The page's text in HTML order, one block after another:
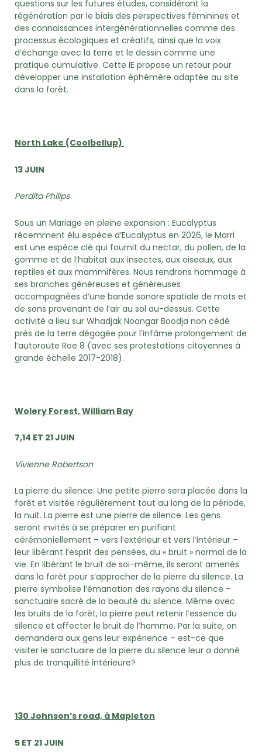
questions sur les futures études, considérant la
régénération par le biais des perspectives féminines et
des connaissances intergénérationnelles comme des
processus écologiques et créatifs, ainsi que la voix
d’échange avec la terre et le dessin comme une
pratique cumulative. Cette IE propose un retour pour
développer une installation éphémère adaptée au site
dans la forêt.
North Lake (Coolbellup)
13 JUIN
Perdita Philips
Sous un Mariage en pleine expansion : Eucalyptus
récemment élu espèce d’Eucalyptus en 2026, le Marri
est une espèce clé qui fournit du nectar, du pollen, de la
gomme et de l’habitat aux insectes, aux oiseaux, aux
reptiles et aux mammifères. Nous rendrons hommage à
ses branches généreuses et généreuses
accompagnées d’une bande sonore spatiale de mots et
de sons provenant de l’air au sol au-dessus. Cette
activité a lieu sur Whadjak Noongar Boodja non cédé
près de la terre dégagée pour l’infâme prolongement de
l’autoroute Roe 8 (avec ses protestations citoyennes à
grande échelle 2017-2018).
Wolery Forest, William Bay
7,14 ET 21 JUIN
Vivienne Robertson
La pierre du silence: Une petite pierre sera placée dans la
forêt et visitée régulièrement tout au long de la période,
la nuit. La pierre est une pierre de silence. Les gens
seront invités à se préparer en purifiant
cérémoniellement – vers l’extérieur et vers l’intérieur –
leur libérant l’esprit des pensées, du « bruit » normal de la
vie. En libérant le bruit de soi-même, ils seront amenés
dans la forêt pour s’approcher de la pierre du silence. La
pierre symbolise l’émanation des rayons du silence –
sanctuaire sacré de la beauté du silence. Même avec
les bruits de la forêt, la pierre peut retenir l’essence du
silence et affecter le bruit de l’homme. Par la suite, on
demandera aux gens leur expérience – est-ce que
visiter le sanctuaire de la pierre du silence leur a donné
plus de tranquillité intérieure?
130 Johnson’s road, à Mapleton
5 ET 21 JUIN